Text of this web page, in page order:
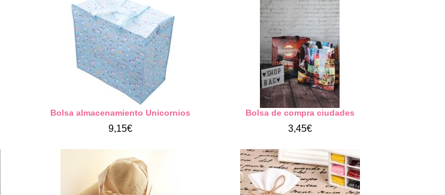
Bolsa almacenamiento Unicornios
9,15€
Bolsa de compra ciudades
3,45€